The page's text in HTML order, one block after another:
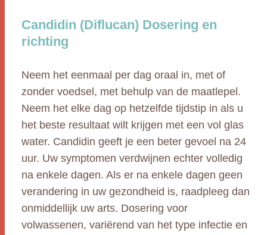
Candidin (Diflucan) Dosering en
richting
Neem het eenmaal per dag oraal in, met of
zonder voedsel, met behulp van de maatlepel.
Neem het elke dag op hetzelfde tijdstip in als u
het beste resultaat wilt krijgen met een vol glas
water. Candidin geeft je een beter gevoel na 24
uur. Uw symptomen verdwijnen echter volledig
na enkele dagen. Als er na enkele dagen geen
verandering in uw gezondheid is, raadpleeg dan
onmiddellijk uw arts. Dosering voor
volwassenen, variërend van het type infectie en